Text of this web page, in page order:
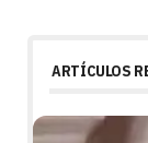
ARTÍCULOS